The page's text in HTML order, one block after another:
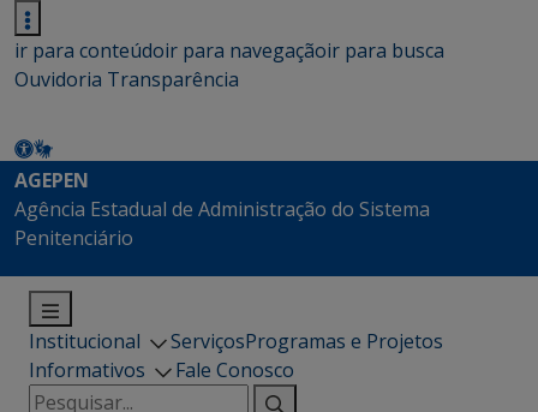
ir para conteúdoir para navegaçãoir para busca
Ouvidoria Transparência
AGEPEN
Agência Estadual de Administração do Sistema
Penitenciário
Institucional ServiçosProgramas e Projetos
Informativos
Fale Conosco
Pesquisar